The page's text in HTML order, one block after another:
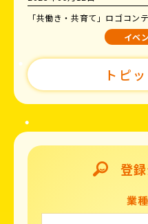
「共働き・共育て」ロゴコン
イベ
トピ
登
業